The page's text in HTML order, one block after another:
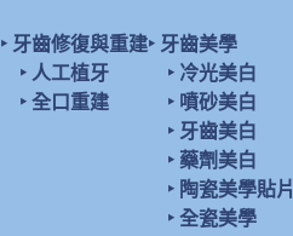
‣ 牙齒修復與重建
‣ 人工植牙
‣ 全口重建
‣ 牙齒美學
‣ 冷光美白
‣ 噴砂美白
‣ 牙齒美白
‣ 藥劑美白
‣ 陶瓷美學貼片
‣ 全瓷美學